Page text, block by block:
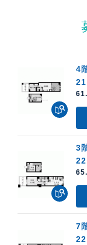
4
3
7